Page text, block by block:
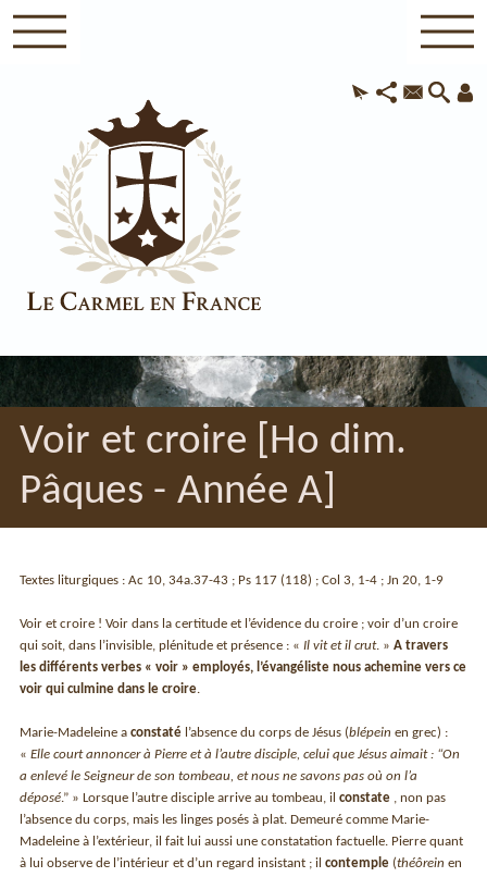
Voir et croire [Ho dim.
Pâques - Année A]
Textes liturgiques : Ac 10, 34a.37-43 ; Ps 117 (118) ; Col 3, 1-4 ; Jn 20, 1-9
Voir et croire ! Voir dans la certitude et l’évidence du croire ; voir d’un croire
qui soit, dans l’invisible, plénitude et présence : «Il vit et il crut. » A travers
les différents verbes « voir » employés, l’évangéliste nous achemine vers ce
voir qui culmine dans le croire.
Marie-Madeleine aconstaté l’absence du corps de Jésus (blépeinen grec) :
«Elle court annoncer à Pierre et à l’autre disciple, celui que Jésus aimait : “On
a enlevé le Seigneur de son tombeau, et nous ne savons pas où on l’a
déposé.” » Lorsque l’autre disciple arrive au tombeau, ilconstate , non pas
l’absence du corps, mais les linges posés à plat. Demeuré comme Marie-
Madeleine à l’extérieur, il fait lui aussi une constatation factuelle. Pierre quant
à lui observe de l’intérieur et d’un regard insistant ; ilcontemple (théôrein en